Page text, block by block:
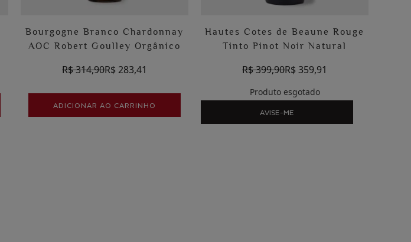
Bourgogne Branco Chardonnay
AOC Robert Goulley Orgânico
R$ 314,90R$ 283,41
ADICIONAR AO CARRINHO
Hautes Cotes de Beaune Rouge
Tinto Pinot Noir Natural
R$ 399,90R$ 359,91
Produto esgotado
AVISE-ME